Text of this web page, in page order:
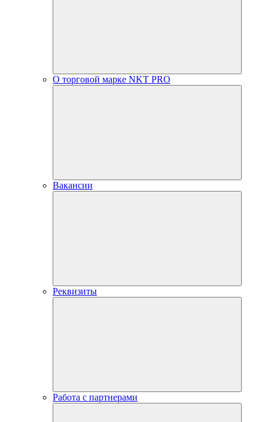
О торговой марке NKT PRO
Вакансии
Реквизиты
Работа с партнерами